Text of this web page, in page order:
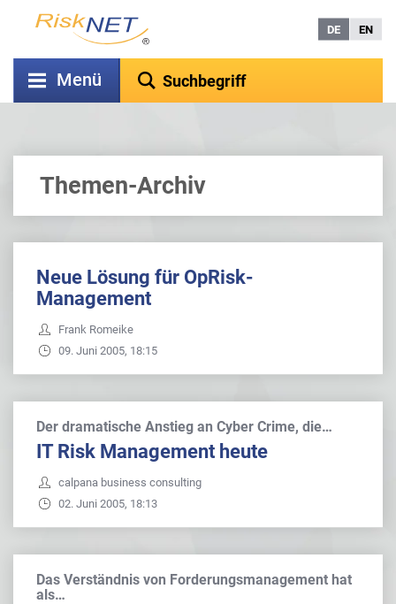
DE EN
Menü
Themen-Archiv
Neue Lösung für OpRisk-
Management
Frank Romeike
09. Juni 2005, 18:15
Der dramatische Anstieg an Cyber Crime, die…
IT Risk Management heute
calpana business consulting
02. Juni 2005, 18:13
Das Verständnis von Forderungsmanagement hat
als…